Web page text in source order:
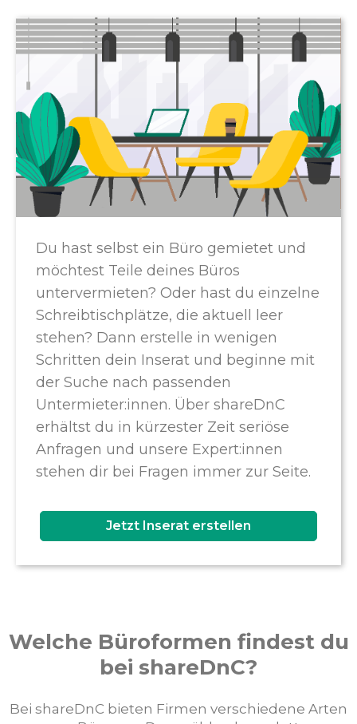
Du hast selbst ein Büro gemietet und
möchtest Teile deines Büros
untervermieten? Oder hast du einzelne
Schreibtischplätze, die aktuell leer
stehen? Dann erstelle in wenigen
Schritten dein Inserat und beginne mit
der Suche nach passenden
Untermieter:innen. Über shareDnC
erhältst du in kürzester Zeit seriöse
Anfragen und unsere Expert:innen
stehen dir bei Fragen immer zur Seite.
Jetzt Inserat erstellen
Welche Büroformen findest du
bei shareDnC?
Bei shareDnC bieten Firmen verschiedene Arten